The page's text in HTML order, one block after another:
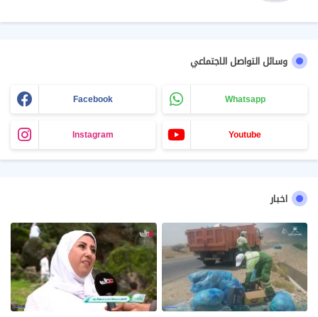
وسائل التواصل الاجتماعي
Facebook Whatsapp
Instagram Youtube
اخبار